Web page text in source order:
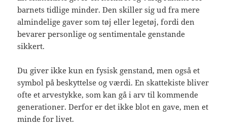
barnets tidlige minder. Den skiller sig ud fra mere
almindelige gaver som tøj eller legetøj, fordi den
bevarer personlige og sentimentale genstande
sikkert.
Du giver ikke kun en fysisk genstand, men også et
symbol på beskyttelse og værdi. En skattekiste bliver
ofte et arvestykke, som kan gå i arv til kommende
generationer. Derfor er det ikke blot en gave, men et
minde for livet.